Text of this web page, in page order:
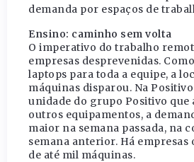
demanda por espaços de
Ensino: caminho sem volta
O imperativo do trabalho
empresas desprevenidas.
laptops para toda a equipe, a
máquinas disparou. Na
unidade do grupo Positivo que
outros equipamentos, a
maior na semana passada, na
semana anterior. Há
de até mil máquinas.